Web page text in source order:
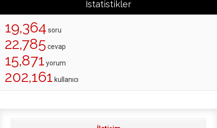
İstatistikler
19,364 soru
22,785 cevap
15,871 yorum
202,161 kullanıcı